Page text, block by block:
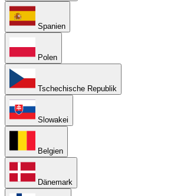
Spanien
Polen
Tschechische Republik
Slowakei
Belgien
Dänemark